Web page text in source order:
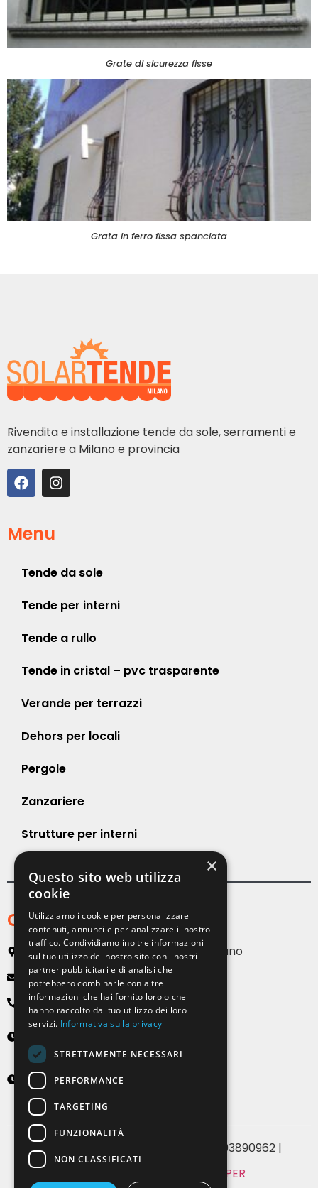
Grate di sicurezza fisse
Grata in ferro fissa spanciata
Rivendita e installazione tende da sole, serramenti e
zanzariere a Milano e provincia
Menu
Tende da sole
Tende per interni
Tende a rullo
Tende in cristal – pvc trasparente
Verande per terrazzi
Dehors per locali
Pergole
Zanzariere
Strutture per interni
Contatti
Via Emilia, 13 20090 Buccinasco – Milano
info@solartendemilano.it
+ 39 0239 931 187
Lunedì-Venerdì
8:30 - 12:30 e 14:00 - 18:00
Sabato
9:00 - 12:00 (solo su appuntamento)
© 2024 Solartende SRL | P.IVA 07393890962 |
BY WHITE PAPER
×
Questo sito web utilizza
cookie
Utilizziamo i cookie per personalizzare
contenuti, annunci e per analizzare il nostro
traffico. Condividiamo inoltre informazioni
sul tuo utilizzo del nostro sito con i nostri
partner pubblicitari e di analisi che
potrebbero combinarle con altre
informazioni che hai fornito loro o che
hanno raccolto dal tuo utilizzo dei loro
servizi. Informativa sulla privacy
STRETTAMENTE NECESSARI
PERFORMANCE
TARGETING
FUNZIONALITÀ
NON CLASSIFICATI